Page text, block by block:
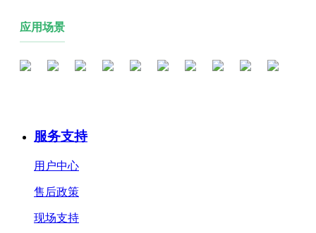
应用场景
服务支持
用户中心
售后政策
现场支持